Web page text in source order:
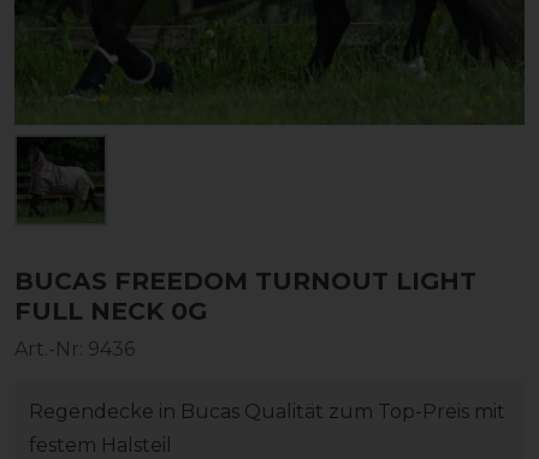
BUCAS FREEDOM TURNOUT LIGHT
FULL NECK 0G
Art.-Nr: 9436
Regendecke in Bucas Qualität zum Top-Preis mit
festem Halsteil